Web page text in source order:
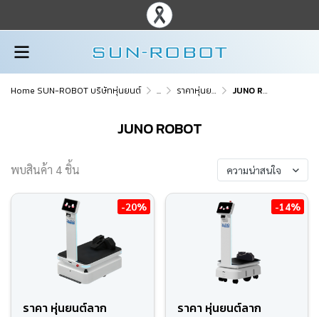
Home SUN-ROBOT บริษัทหุ่นยนต์ ... ราคาหุ่นยนต์ทุกรุ่น JUNO ROBOT
JUNO ROBOT
พบสินค้า 4 ชิ้น ความน่าสนใจ
-20%
ราคา หุ่นยนต์ลาก
-14%
ราคา หุ่นยนต์ลาก